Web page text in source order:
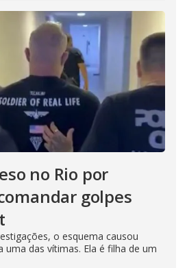
no Rio por
golpes
o esquema causou
uma das vítimas. Ela é filha de um